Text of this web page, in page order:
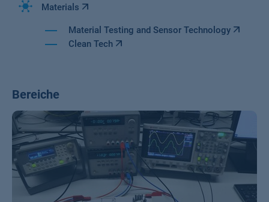
Materials
Material Testing and Sensor Technology
Clean Tech
Bereiche